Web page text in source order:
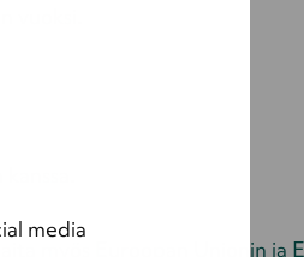
media
myös Euroopan Unionin ja